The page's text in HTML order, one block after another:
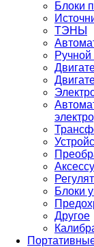
Блоки
ТЭНЫ
Ручной
Блоки
Другое